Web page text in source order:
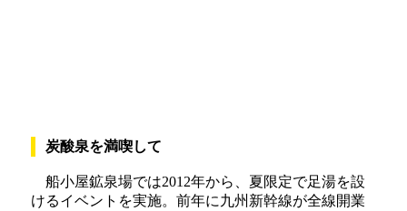
炭酸泉を満喫して
船小屋鉱泉場では2012年から、夏限定で足湯を設
けるイベントを実施。前年に九州新幹線が全線開業